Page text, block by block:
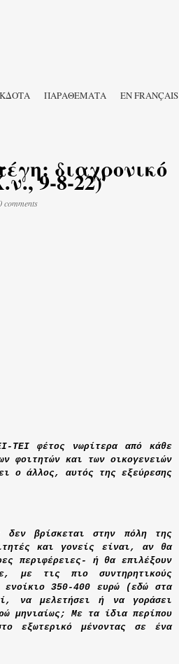
ΠΑΡΑΘΕΜΑΤΑ EN FRANÇAIS
διαχρονικό
9-8-22)
comments
ΤΕΙ φέτος νωρίτερα από κάθε
φοιτητών και των οικογενειών
ο άλλος, αυτός της εξεύρεσης
δεν βρίσκεται στην πόλη της
και γονείς είναι, αν θα
περιφέρειες- ή θα επιλέξουν
με τις πιο συντηρητικούς
ενοίκιο 350-400 ευρώ (εδώ στα
να μελετήσει ή να γοράσει
μηνιαίως; Με τα ίδια περίπου
εξωτερικό μένοντας σε ένα